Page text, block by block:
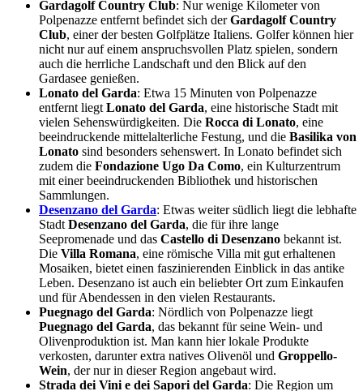
Gardagolf Country Club: Nur wenige Kilometer von
Polpenazze entfernt befindet sich derGardagolf Country
Club, einer der besten Golfplätze Italiens. Golfer können hier
nicht nur auf einem anspruchsvollen Platz spielen, sondern
auch die herrliche Landschaft und den Blick auf den
Gardasee genießen.
Lonato del Garda: Etwa 15 Minuten von Polpenazze
entfernt liegt Lonato del Garda, eine historische Stadt mit
vielen Sehenswürdigkeiten. Die Rocca di Lonato, eine
beeindruckende mittelalterliche Festung, und die Basilika von
Lonato sind besonders sehenswert. In Lonato befindet sich
zudem die Fondazione Ugo Da Como, ein Kulturzentrum
mit einer beeindruckenden Bibliothek und historischen
Sammlungen.
Desenzano del Garda: Etwas weiter südlich liegt die lebhafte
Stadt Desenzano del Garda, die für ihre lange
Seepromenade und das Castello di Desenzano bekannt ist.
Die Villa Romana, eine römische Villa mit gut erhaltenen
Mosaiken, bietet einen faszinierenden Einblick in das antike
Leben. Desenzano ist auch ein beliebter Ort zum Einkaufen
und für Abendessen in den vielen Restaurants.
Puegnago del Garda: Nördlich von Polpenazze liegt
Puegnago del Garda, das bekannt für seine Wein- und
Olivenproduktion ist. Man kann hier lokale Produkte
verkosten, darunter extra natives Olivenöl und Groppello-
Wein, der nur in dieser Region angebaut wird.
Strada dei Vini e dei Sapori del Garda: Die Region um